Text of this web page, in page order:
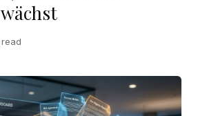
read